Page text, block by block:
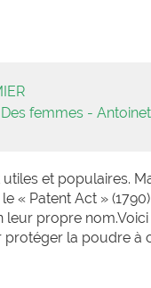
Des femmes -
et populaires.
« Patent Act »
leur propre nom.Voici
protéger la poudre à